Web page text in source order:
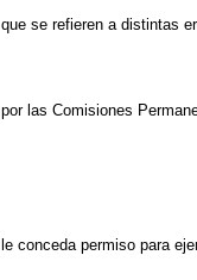
se refieren a
las Comisiones
permiso para